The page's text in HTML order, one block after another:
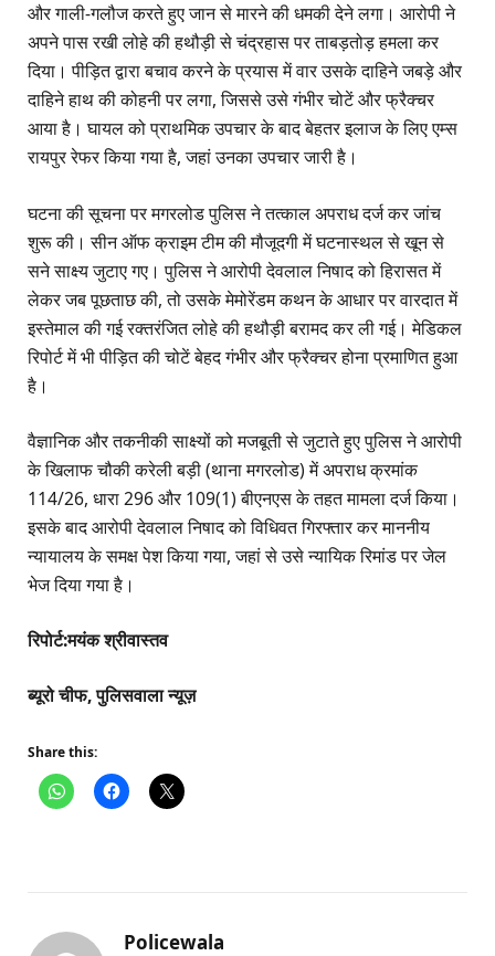
और गाली-गलौज करते हुए जान से मारने की धमकी देने लगा। आरोपी ने
अपने पास रखी लोहे की हथौड़ी से चंद्रहास पर ताबड़तोड़ हमला कर
दिया। पीड़ित द्वारा बचाव करने के प्रयास में वार उसके दाहिने जबड़े और
दाहिने हाथ की कोहनी पर लगा, जिससे उसे गंभीर चोटें और फ्रैक्चर
आया है। घायल को प्राथमिक उपचार के बाद बेहतर इलाज के लिए एम्स
रायपुर रेफर किया गया है, जहां उनका उपचार जारी है।
घटना की सूचना पर मगरलोड पुलिस ने तत्काल अपराध दर्ज कर जांच
शुरू की। सीन ऑफ क्राइम टीम की मौजूदगी में घटनास्थल से खून से
सने साक्ष्य जुटाए गए। पुलिस ने आरोपी देवलाल निषाद को हिरासत में
लेकर जब पूछताछ की, तो उसके मेमोरेंडम कथन के आधार पर वारदात में
इस्तेमाल की गई रक्तरंजित लोहे की हथौड़ी बरामद कर ली गई। मेडिकल
रिपोर्ट में भी पीड़ित की चोटें बेहद गंभीर और फ्रैक्चर होना प्रमाणित हुआ
है।
वैज्ञानिक और तकनीकी साक्ष्यों को मजबूती से जुटाते हुए पुलिस ने आरोपी
के खिलाफ चौकी करेली बड़ी (थाना मगरलोड) में अपराध क्रमांक
114/26, धारा 296 और 109(1) बीएनएस के तहत मामला दर्ज किया।
इसके बाद आरोपी देवलाल निषाद को विधिवत गिरफ्तार कर माननीय
न्यायालय के समक्ष पेश किया गया, जहां से उसे न्यायिक रिमांड पर जेल
भेज दिया गया है।
रिपोर्ट:मयंक श्रीवास्तव
ब्यूरो चीफ, पुलिसवाला न्यूज़
Share this:
Policewala